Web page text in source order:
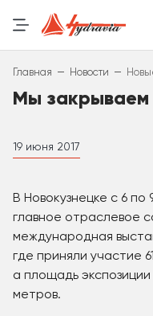
Главная – Новости –
Мы закрываем
19 июня 2017
В Новокузнецке с 6
главное отраслевое
международная
где приняли участие
а площадь
метров.